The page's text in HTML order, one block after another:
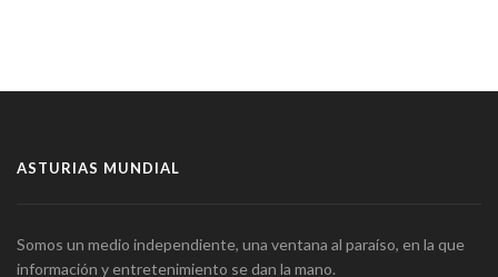
ASTURIAS MUNDIAL
Somos un medio independiente, una ventana al paraíso, en la que
información y entretenimiento se dan la mano.